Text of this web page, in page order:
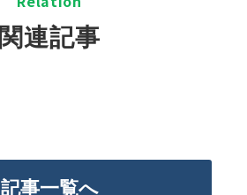
関連記事
記事一覧へ